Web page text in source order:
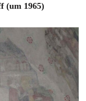
(um 1965)